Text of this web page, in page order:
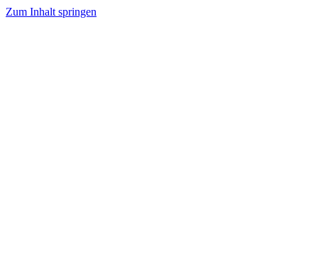
Zum Inhalt springen